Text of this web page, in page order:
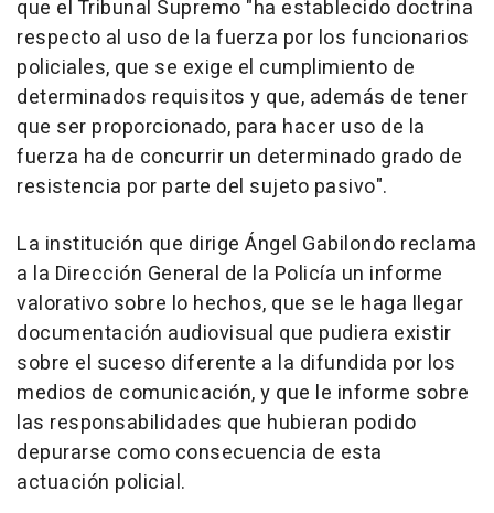
que el Tribunal Supremo "ha establecido doctrina
respecto al uso de la fuerza por los funcionarios
policiales, que se exige el cumplimiento de
determinados requisitos y que, además de tener
que ser proporcionado, para hacer uso de la
fuerza ha de concurrir un determinado grado de
resistencia por parte del sujeto pasivo".
La institución que dirige Ángel Gabilondo reclama
a la Dirección General de la Policía un informe
valorativo sobre lo hechos, que se le haga llegar
documentación audiovisual que pudiera existir
sobre el suceso diferente a la difundida por los
medios de comunicación, y que le informe sobre
las responsabilidades que hubieran podido
depurarse como consecuencia de esta
actuación policial.